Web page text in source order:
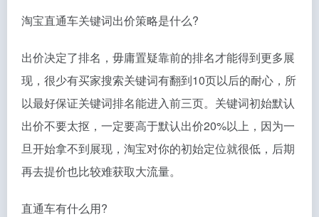
淘宝直通车关键词出价策略是什么?
出价决定了排名，毋庸置疑靠前的排名才能得到更多展
现，很少有买家搜索关键词有翻到10页以后的耐心，所
以最好保证关键词排名能进入前三页。关键词初始默认
出价不要太抠，一定要高于默认出价20%以上，因为一
旦开始拿不到展现，淘宝对你的初始定位就很低，后期
再去提价也比较难获取大流量。
直通车有什么用?